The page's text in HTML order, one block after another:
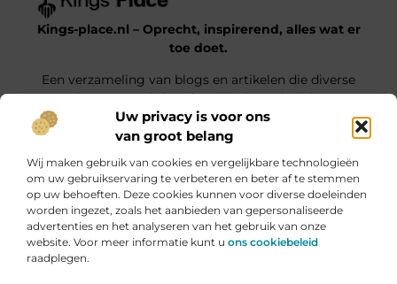
Uw privacy is voor ons
van groot belang
Wij maken gebruik van cookies en vergelijkbare technologieën
om uw gebruikservaring te verbeteren en beter af te stemmen
op uw behoeften. Deze cookies kunnen voor diverse doeleinden
worden ingezet, zoals het aanbieden van gepersonaliseerde
advertenties en het analyseren van het gebruik van onze
website. Voor meer informatie kunt u ons cookiebeleid
raadplegen.
Kings-place.nl – Oprecht, inspirerend, alles wat er
toe doet.
Een verzameling van blogs en artikelen die diverse
onderwerpen uit het dagelijks leven belichten.
Onze informatie
Bericht categorie